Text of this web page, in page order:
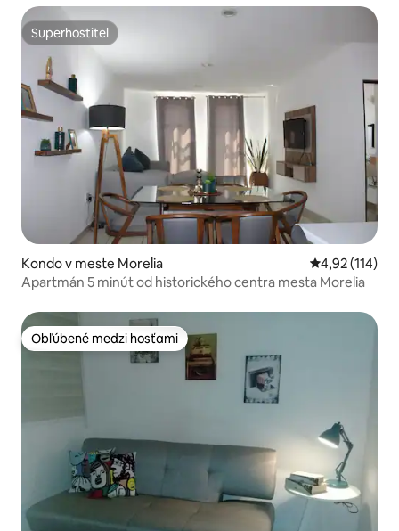
Superhostiteľ
Superhostiteľ
Kondo v meste Morelia Priemerné
4,92 (114)
Apartmán 5 minút od historického centra mesta Morelia
Obľúbené medzi hosťami
Obľúbené medzi hosťami